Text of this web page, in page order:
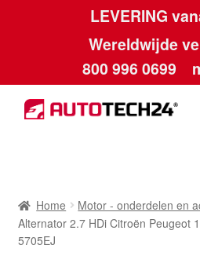
LEVERING
Wereldwijde
800 996 0699
Ga
door
Ga
naar
Algemene voorwaarden
Home Motor - onderdelen en
Alternator 2.7 HDi Citroën Peugeot
5705EJ